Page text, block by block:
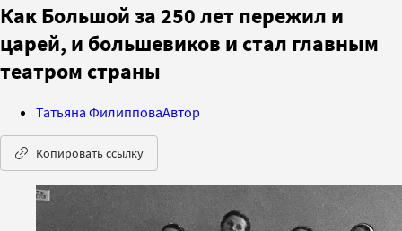
Как Большой за 250 лет пережил и
царей, и большевиков и стал главным
театром страны
Татьяна ФилипповаАвтор
Копировать ссылку